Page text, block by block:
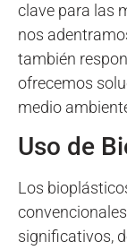
clave para las
nos
también
ofrecemos
medio
Uso de
Los
significativos,